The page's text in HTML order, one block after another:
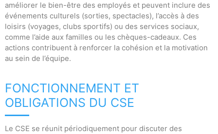
améliorer le bien-être des employés et peuvent inclure des
événements culturels (sorties, spectacles), l’accès à des
loisirs (voyages, clubs sportifs) ou des services sociaux,
comme l’aide aux familles ou les chèques-cadeaux. Ces
actions contribuent à renforcer la cohésion et la motivation
au sein de l’équipe.
FONCTIONNEMENT ET
OBLIGATIONS DU CSE
Le CSE se réunit périodiquement pour discuter des